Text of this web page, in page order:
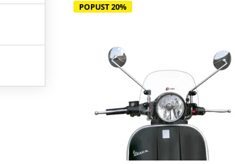
POPUST 20%